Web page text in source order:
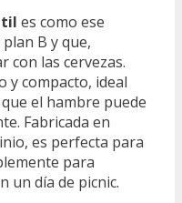
es como ese
B y que,
con las cervezas.
y compacto, ideal
el hambre puede
Fabricada en
es perfecta para
para
un día de picnic.